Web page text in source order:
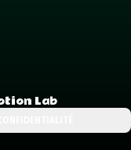
Lab